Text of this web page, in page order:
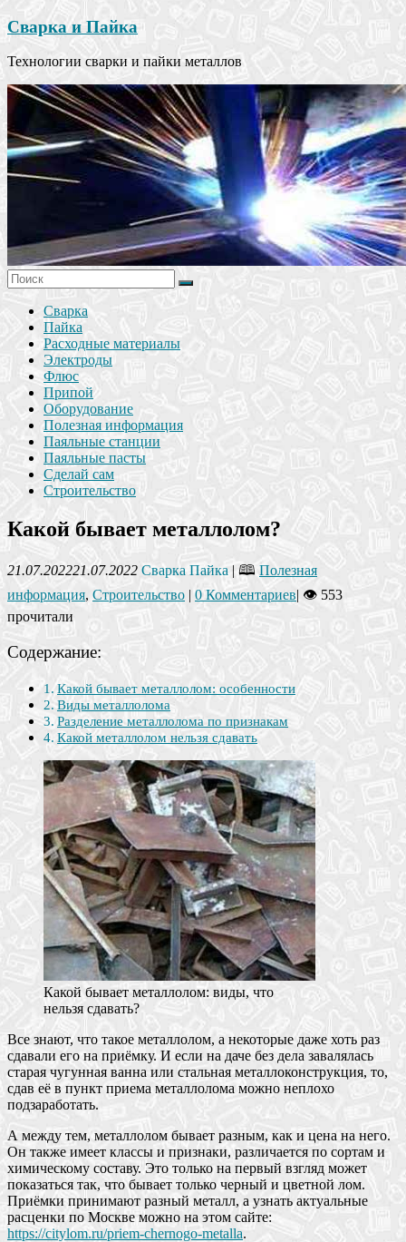
Сварка и Пайка
Технологии сварки и пайки металлов
Сварка
Пайка
Расходные материалы
Электроды
Флюс
Припой
Оборудование
Полезная информация
Паяльные станции
Паяльные пасты
Сделай сам
Строительство
Какой бывает металлолом?
21.07.202221.07.2022 Сварка Пайка | 🕮 Полезная
информация, Строительство | 0 Комментариев| 👁 553
прочитали
Содержание:
Какой бывает металлолом: особенности
Виды металлолома
Разделение металлолома по признакам
Какой металлолом нельзя сдавать
Какой бывает металлолом: виды, что
нельзя сдавать?
Все знают, что такое металлолом, а некоторые даже хоть раз
сдавали его на приёмку. И если на даче без дела завалялась
старая чугунная ванна или стальная металлоконструкция, то,
сдав её в пункт приема металлолома можно неплохо
подзаработать.
А между тем, металлолом бывает разным, как и цена на него.
Он также имеет классы и признаки, различается по сортам и
химическому составу. Это только на первый взгляд может
показаться так, что бывает только черный и цветной лом.
Приёмки принимают разный металл, а узнать актуальные
расценки по Москве можно на этом сайте:
https://citylom.ru/priem-chernogo-metalla.